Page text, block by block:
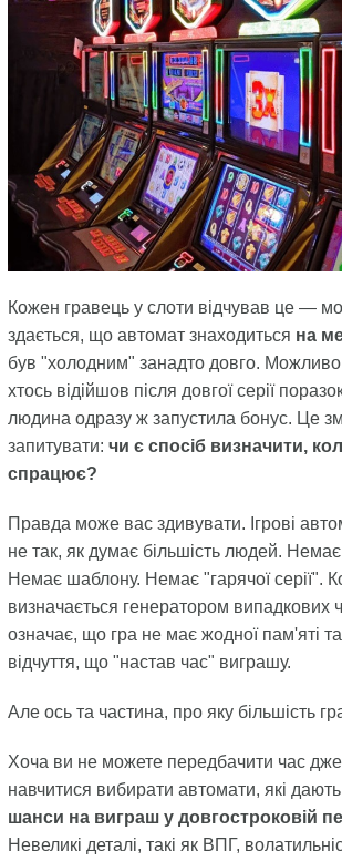
Кожен гравець у слоти відчував це —
здається, що автомат знаходиться на
був "холодним" занадто довго.
хтось відійшов після довгої серії
людина одразу ж запустила бонус. Це
запитувати: чи є спосіб визначити,
спрацює?
Правда може вас здивувати. Ігрові
не так, як думає більшість людей. Немає
Немає шаблону. Немає "гарячої серії".
визначається генератором випадкових
означає, що гра не має жодної пам'яті
відчуття, що "настав час" виграшу.
Але ось та частина, про яку більшість
Хоча ви не можете передбачити час
навчитися вибирати автомати, які
шанси на виграш у довгостроковій
Невеликі деталі, такі як ВПГ,